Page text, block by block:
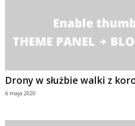
Drony w służbie walki z
6 maja 2020